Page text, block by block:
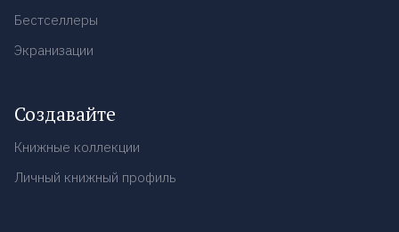
Бестселлеры
Экранизации
Создавайте
Книжные коллекции
Личный книжный профиль